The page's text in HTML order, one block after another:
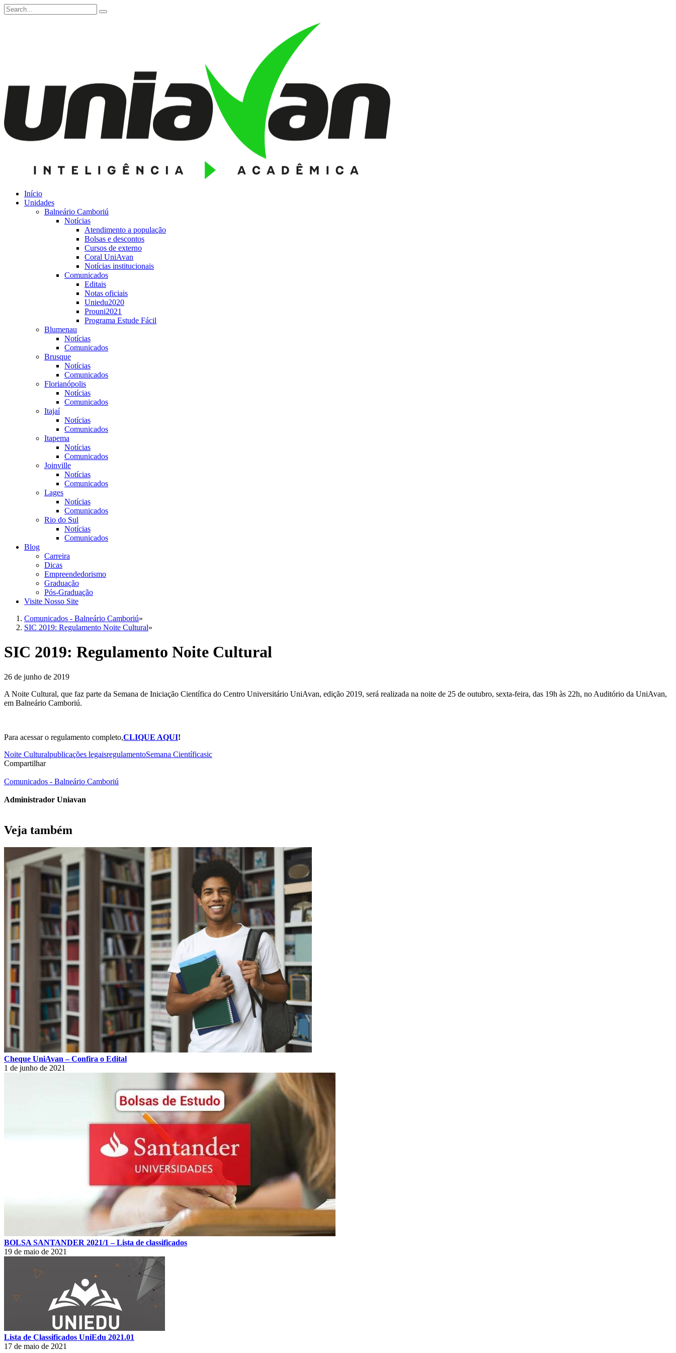
Início
Unidades
Balneário Camboriú
Notícias
Atendimento a população
Bolsas e descontos
Cursos de externo
Coral UniAvan
Notícias institucionais
Comunicados
Editais
Notas oficiais
Uniedu2020
Prouni2021
Programa Estude Fácil
Blumenau
Notícias
Comunicados
Brusque
Notícias
Comunicados
Florianópolis
Notícias
Comunicados
Itajaí
Notícias
Comunicados
Itapema
Notícias
Comunicados
Joinville
Notícias
Comunicados
Lages
Notícias
Comunicados
Rio do Sul
Notícias
Comunicados
Blog
Carreira
Dicas
Empreendedorismo
Graduação
Pós-Graduação
Visite Nosso Site
Comunicados - Balneário Camboriú»
SIC 2019: Regulamento Noite Cultural»
SIC 2019: Regulamento Noite Cultural
26 de junho de 2019
A Noite Cultural, que faz parte da Semana de Iniciação Científica do Centro Universitário UniAvan, edição 2019, será realizada na noite de 25 de outubro, sexta-feira, das 19h às 22h, no Auditório da UniAvan,
em Balneário Camboriú.
Para acessar o regulamento completo,CLIQUE AQUI!
Noite Culturalpublicações legaisregulamentoSemana Científicasic
Compartilhar
Comunicados - Balneário Camboriú
Administrador Uniavan
Veja também
Cheque UniAvan – Confira o Edital
1 de junho de 2021
BOLSA SANTANDER 2021/1 – Lista de classificados
19 de maio de 2021
Lista de Classificados UniEdu 2021.01
17 de maio de 2021